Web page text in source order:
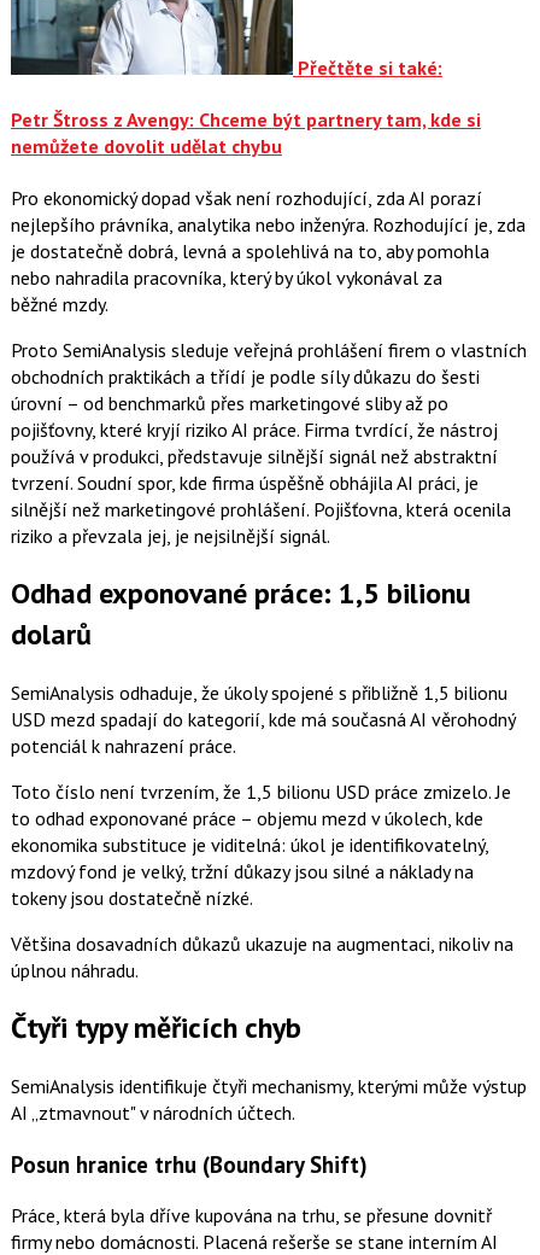
Přečtěte si také:
Petr Štross z Avengy: Chceme být partnery tam, kde si
nemůžete dovolit udělat chybu
Pro ekonomický dopad však není rozhodující, zda AI porazí
nejlepšího právníka, analytika nebo inženýra. Rozhodující je, zda
je dostatečně dobrá, levná a spolehlivá na to, aby pomohla
nebo nahradila pracovníka, který by úkol vykonával za
běžné mzdy.
Proto SemiAnalysis sleduje veřejná prohlášení firem o vlastních
obchodních praktikách a třídí je podle síly důkazu do šesti
úrovní – od benchmarků přes marketingové sliby až po
pojišťovny, které kryjí riziko AI práce. Firma tvrdící, že nástroj
používá v produkci, představuje silnější signál než abstraktní
tvrzení. Soudní spor, kde firma úspěšně obhájila AI práci, je
silnější než marketingové prohlášení. Pojišťovna, která ocenila
riziko a převzala jej, je nejsilnější signál.
Odhad exponované práce: 1,5 bilionu
dolarů
SemiAnalysis odhaduje, že úkoly spojené s přibližně 1,5 bilionu
USD mezd spadají do kategorií, kde má současná AI věrohodný
potenciál k nahrazení práce.
Toto číslo není tvrzením, že 1,5 bilionu USD práce zmizelo. Je
to odhad exponované práce – objemu mezd v úkolech, kde
ekonomika substituce je viditelná: úkol je identifikovatelný,
mzdový fond je velký, tržní důkazy jsou silné a náklady na
tokeny jsou dostatečně nízké.
Většina dosavadních důkazů ukazuje na augmentaci, nikoliv na
úplnou náhradu.
Čtyři typy měřicích chyb
SemiAnalysis identifikuje čtyři mechanismy, kterými může výstup
AI „ztmavnout" v národních účtech.
Posun hranice trhu (Boundary Shift)
Práce, která byla dříve kupována na trhu, se přesune dovnitř
firmy nebo domácnosti. Placená rešerše se stane interním AI